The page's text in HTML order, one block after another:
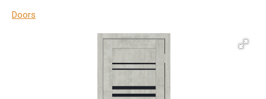
Doors